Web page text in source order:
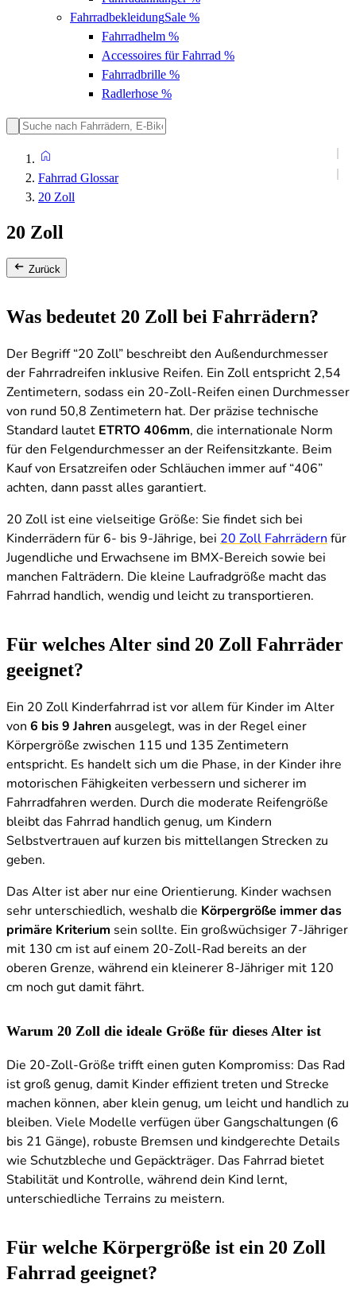
FahrradbekleidungSale %
Fahrradhelm %
Accessoires für Fahrrad %
Fahrradbrille %
Radlerhose %
Fahrrad Glossar
20 Zoll
20 Zoll
Zurück
Was bedeutet 20 Zoll bei Fahrrädern?
Der Begriff “20 Zoll” beschreibt den Außendurchmesser
der Fahrradreifen inklusive Reifen. Ein Zoll entspricht 2,54
Zentimetern, sodass ein 20-Zoll-Reifen einen Durchmesser
von rund 50,8 Zentimetern hat. Der präzise technische
Standard lautet ETRTO 406mm, die internationale Norm
für den Felgendurchmesser an der Reifensitzkante. Beim
Kauf von Ersatzreifen oder Schläuchen immer auf “406”
achten, dann passt alles garantiert.
20 Zoll ist eine vielseitige Größe: Sie findet sich bei
Kinderrädern für 6- bis 9-Jährige, bei 20 Zoll Fahrrädern für
Jugendliche und Erwachsene im BMX-Bereich sowie bei
manchen Falträdern. Die kleine Laufradgröße macht das
Fahrrad handlich, wendig und leicht zu transportieren.
Für welches Alter sind 20 Zoll Fahrräder
geeignet?
Ein 20 Zoll Kinderfahrrad ist vor allem für Kinder im Alter
von 6 bis 9 Jahren ausgelegt, was in der Regel einer
Körpergröße zwischen 115 und 135 Zentimetern
entspricht. Es handelt sich um die Phase, in der Kinder ihre
motorischen Fähigkeiten verbessern und sicherer im
Fahrradfahren werden. Durch die moderate Reifengröße
bleibt das Fahrrad handlich genug, um Kindern
Selbstvertrauen auf kurzen bis mittellangen Strecken zu
geben.
Das Alter ist aber nur eine Orientierung. Kinder wachsen
sehr unterschiedlich, weshalb die Körpergröße immer das
primäre Kriterium sein sollte. Ein großwüchsiger 7-Jähriger
mit 130 cm ist auf einem 20-Zoll-Rad bereits an der
oberen Grenze, während ein kleinerer 8-Jähriger mit 120
cm noch gut damit fährt.
Warum 20 Zoll die ideale Größe für dieses Alter ist
Die 20-Zoll-Größe trifft einen guten Kompromiss: Das Rad
ist groß genug, damit Kinder effizient treten und Strecke
machen können, aber klein genug, um leicht und handlich zu
bleiben. Viele Modelle verfügen über Gangschaltungen (6
bis 21 Gänge), robuste Bremsen und kindgerechte Details
wie Schutzbleche und Gepäckträger. Das Fahrrad bietet
Stabilität und Kontrolle, während dein Kind lernt,
unterschiedliche Terrains zu meistern.
Für welche Körpergröße ist ein 20 Zoll
Fahrrad geeignet?